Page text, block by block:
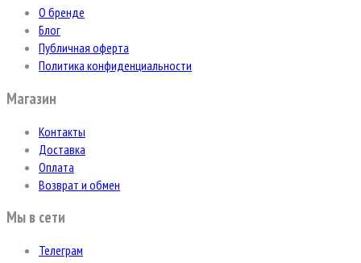
О бренде
Блог
Публичная оферта
Политика конфиденциальности
Магазин
Контакты
Доставка
Оплата
Возврат и обмен
Мы в сети
Телеграм